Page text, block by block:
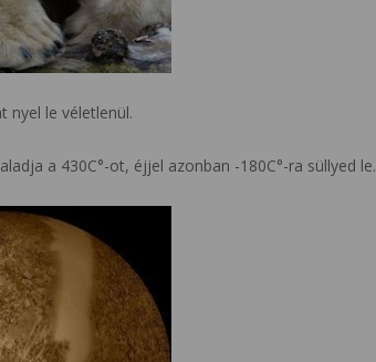
nyel le véletlenül.
a 430C°-ot, éjjel azonban -180C°-ra süllyed le.